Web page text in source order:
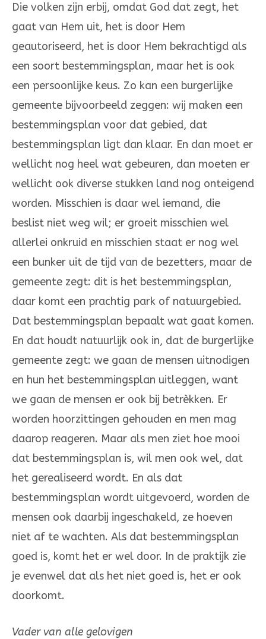
Die volken zijn erbij, omdat God dat zegt, het
gaat van Hem uit, het is door Hem
geautoriseerd, het is door Hem bekrachtigd als
een soort be­stem­mingsplan, maar het is ook
een persoonlijke keus. Zo kan een bur­gerlijke
gemeente bijvoorbeeld zeggen: wij ma­ken een
be­stemmingsplan voor dat gebied, dat
bestemmings­plan ligt dan klaar. En dan moet er
wellicht nog heel wat ge­beu­ren, dan moeten er
wel­licht ook diverse stuk­ken land nog ont­ei­gend
worden. Misschien is daar wel iemand, die
beslist niet weg wil; er groeit misschien wel
allerlei onkruid en mis­schien staat er nog wel
een bunker uit de tijd van de bezetters, maar de
gemeen­te zegt: dit is het bestemmings­plan,
daar komt een prachtig park of natuurgebied.
Dat bestemmingsplan bepaalt wat gaat komen.
En dat houdt na­tuurlijk ook in, dat de burgerlijke
gemeente zegt: we gaan de men­­sen uitnodigen
en hun het bestemmingsplan uitleggen, want
we gaan de mensen er ook bij betrèkken. Er
worden hoorzit­tin­gen gehouden en men mag
daarop reageren. Maar als men ziet hoe mooi
dat bestem­mingsplan is, wil men ook wel, dat
het ge­re­aliseerd wordt. En als dat
bestemmingsplan wordt uitgevoerd, worden de
mensen ook daarbij ingeschakeld, ze hoeven
niet af te wachten. Als dat bestem­mingsplan
goed is, komt het er wel door. In de praktijk zie
je evenwel dat als het niet goed is, het er ook
door­komt.
Vader van alle gelovigen